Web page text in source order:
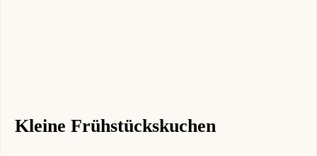
Kleine Frühstückskuchen